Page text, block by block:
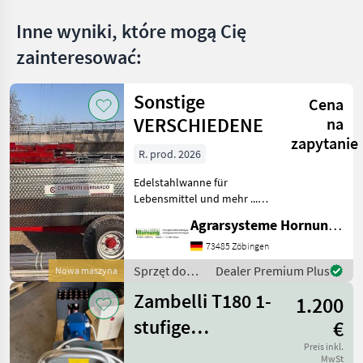
Inne wyniki, które mogą Cię
zainteresować:
Nowa maszyna
Sonstige
VERSCHIEDENE
Cena
na
zapytanie
R. prod. 2026
Edelstahlwanne für
Lebensmittel und mehr ...
Tridem Zweiachser mit
Drehschemel Sagen Sie uns
was Sie möchten Größe /
Breifung / Zubehör, dann
be
Agrarsysteme Hornung GmbH & Co. KG
73485 Zöbingen
Sprzęt do
winorośli /
Sonstige
Dealer Premium Plus
Zambelli T180 1-
stufige
1.200
€
Preis inkl.
MwSt